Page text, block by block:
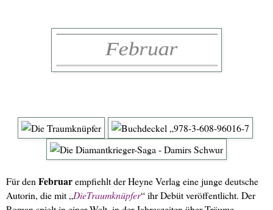
Für den Februarempfiehlt der Heyne Verlag eine junge deutsche
Autorin, die mit „DieTraumknüpfer“ ihr Debüt veröffentlicht. Der